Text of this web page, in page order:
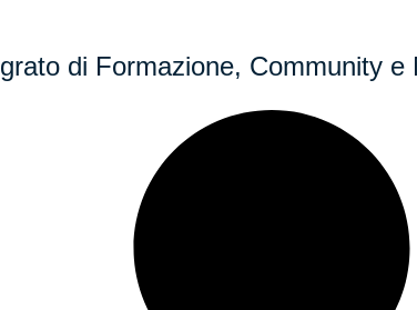
di Formazione, Community